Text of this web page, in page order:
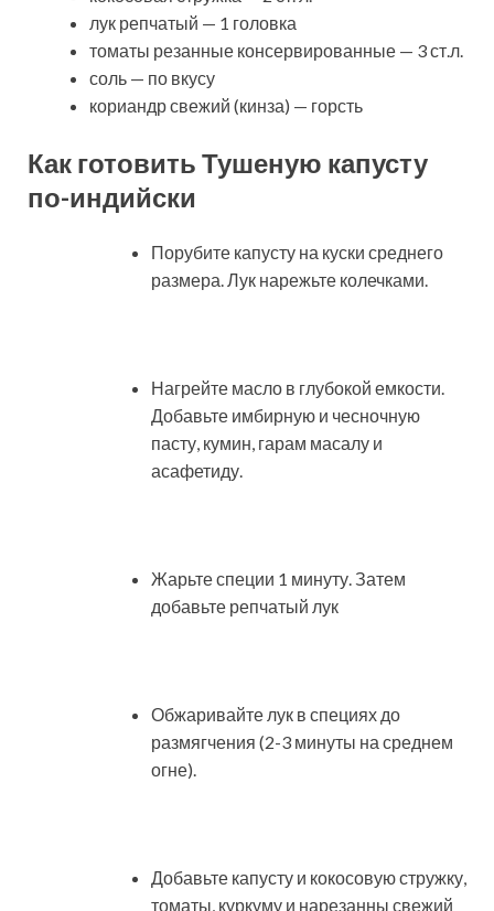
лук репчатый — 1 головка
томаты резанные консервированные — 3 ст.л.
соль — по вкусу
кориандр свежий (кинза) — горсть
Как готовить Тушеную капусту
по-индийски
Порубите капусту на куски среднего
размера. Лук нарежьте колечками.
Нагрейте масло в глубокой емкости.
Добавьте имбирную и чесночную
пасту, кумин, гарам масалу и
асафетиду.
Жарьте специи 1 минуту. Затем
добавьте репчатый лук
Обжаривайте лук в специях до
размягчения (2-3 минуты на среднем
огне).
Добавьте капусту и кокосовую стружку,
томаты, куркуму и нарезанны свежий